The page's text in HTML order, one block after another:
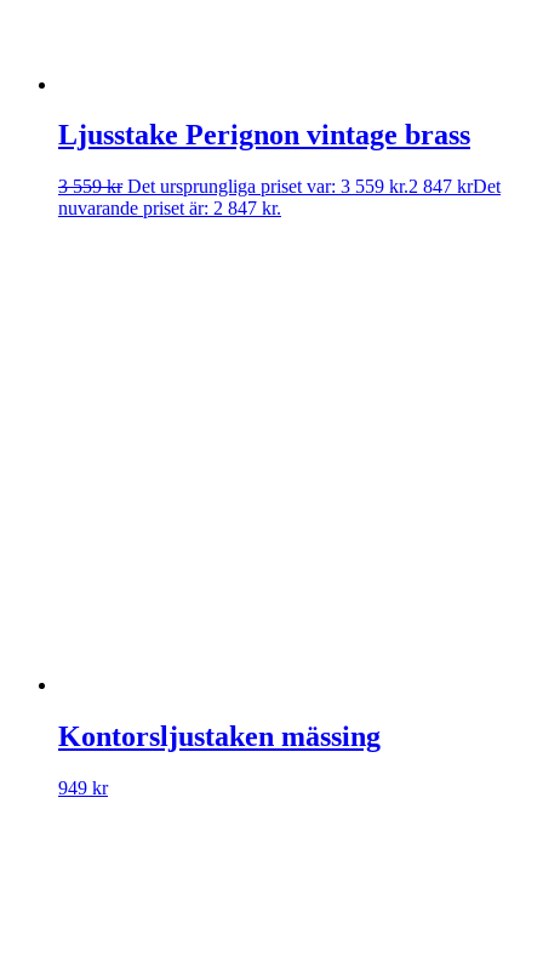
Ljusstake Perignon vintage brass
3 559kr Det ursprungliga priset var: 3 559 kr.2 847 krDet
nuvarande priset är: 2 847 kr.
Kontorsljustaken mässing
949 kr